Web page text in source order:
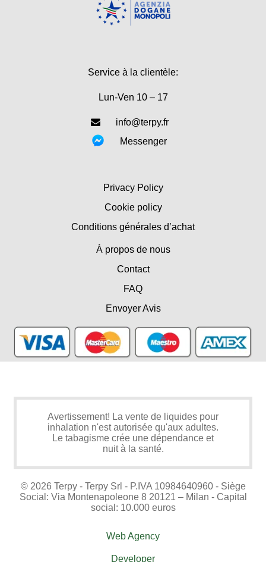
Service à la clientèle:
Lun-Ven 10 – 17
info@terpy.fr
Messenger
Privacy Policy
Cookie policy
Conditions générales d’achat
À propos de nous
Contact
FAQ
Envoyer Avis
Avertissement! La vente de liquides pour
inhalation n'est autorisée qu'aux adultes.
Le tabagisme crée une dépendance et
nuit à la santé.
© 2026 Terpy - Terpy Srl - P.IVA 10984640960 - Siège
Social: Via Montenapoleone 8 20121 – Milan - Capital
social: 10.000 euros
Web Agency
Developer